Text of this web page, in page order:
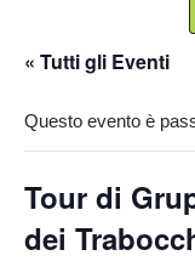
« Tutti gli Eventi
Questo evento è
Tour di
dei